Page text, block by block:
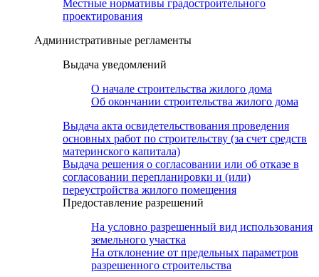
Местные нормативы градостроительного
проектирования
Административные регламенты
Выдача уведомлений
О начале строительства жилого дома
Об окончании строительства жилого дома
Выдача акта освидетельствования проведения
основных работ по строительству (за счет средств
материнского капитала)
Выдача решения о согласовании или об отказе в
согласовании перепланировки и (или)
переустройства жилого помещения
Предоставление разрешений
На условно разрешенный вид использования
земельного участка
На отклонение от предельных параметров
разрешенного строительства